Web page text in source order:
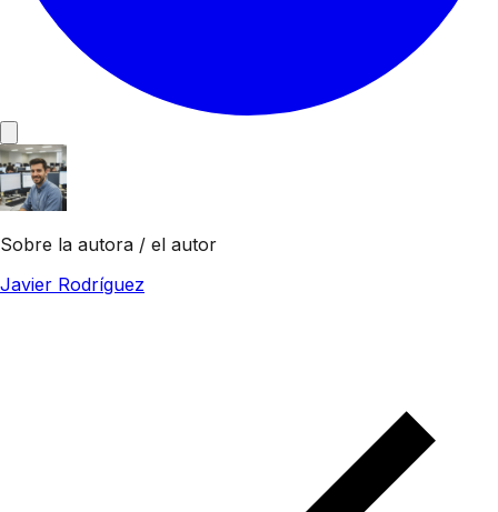
Sobre la autora / el autor
Javier Rodríguez